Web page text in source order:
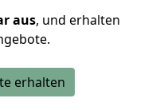
aus, und erhalten
erhalten